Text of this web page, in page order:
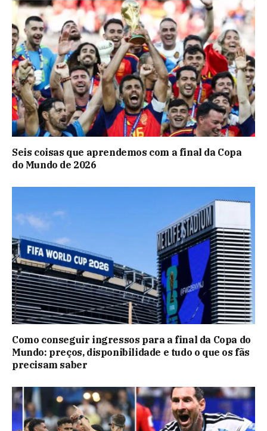
Seis coisas que aprendemos com a final da Copa
do Mundo de 2026
Como conseguir ingressos para a final da Copa do
Mundo: preços, disponibilidade e tudo o que os fãs
precisam saber